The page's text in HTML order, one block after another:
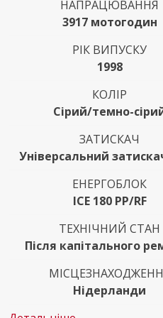
НАПРАЦЮВАННЯ
3917 мотогодин
РІК ВИПУСКУ
1998
КОЛІР
Сірий/темно-
ЗАТИСКАЧ
Універсальний
ЕНЕРГОБЛОК
ICE 180 PP/RF
ТЕХНІЧНИЙ СТАН
Після капітального
Нідерланди